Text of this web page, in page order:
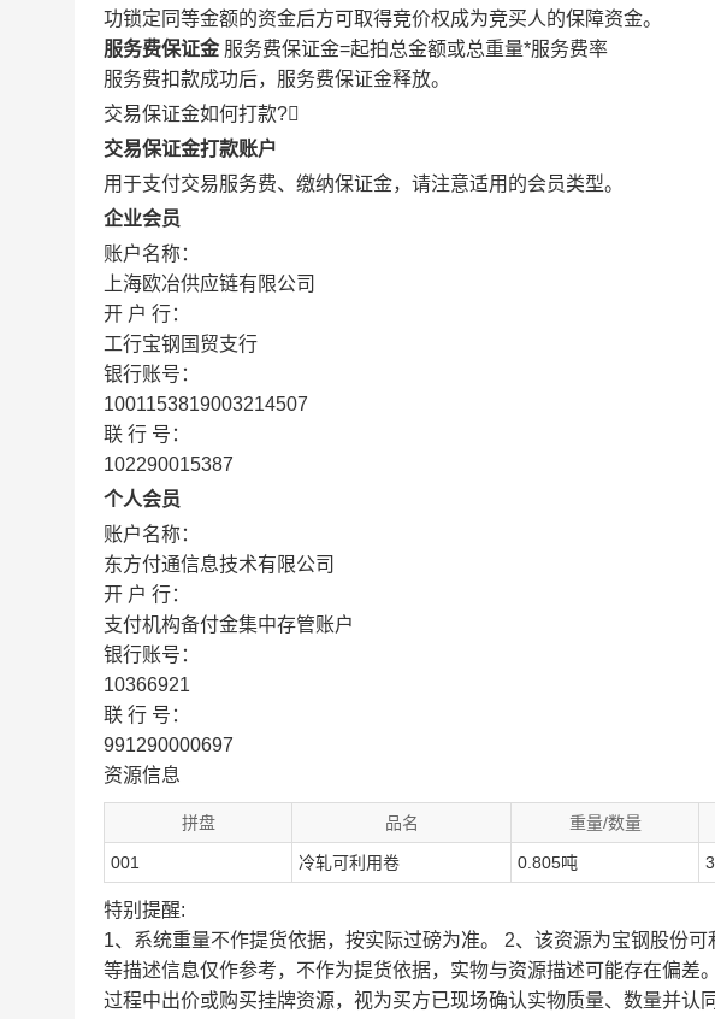
功锁定同等金额的资金后方可取得竞价权成为竞买人的保障资金。
服务费保证金 服务费保证金=起拍总金额或总重量*服务费率
服务费扣款成功后，服务费保证金释放。
交易保证金如何打款?
交易保证金打款账户
用于支付交易服务费、缴纳保证金，请注意适用的会员类型。
企业会员
账户名称：
上海欧冶供应链有限公司
开 户 行：
工行宝钢国贸支行
银行账号：
1001153819003214507
联 行 号：
102290015387
个人会员
账户名称：
东方付通信息技术有限公司
开 户 行：
支付机构备付金集中存管账户
银行账号：
10366921
联 行 号：
991290000697
资源信息
拼盘 品名 重量/数量
001 冷轧可利用卷 0.805吨
特别提醒:
1、系统重量不作提货依据，按实际过磅为准。 2、该资源为宝钢股份
等描述信息仅作参考，不作为提货依据，实物与资源描述可能存在偏差
过程中出价或购买挂牌资源，视为买方已现场确认实物质量、数量并认